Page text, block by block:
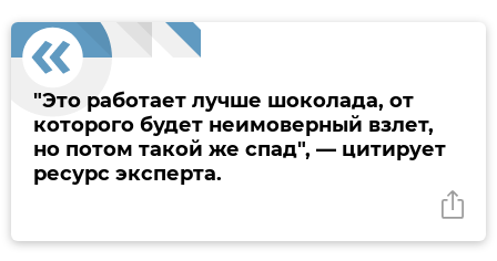
"Это работает лучше шоколада, от
которого будет неимоверный взлет,
но потом такой же спад", — цитирует
ресурс эксперта.